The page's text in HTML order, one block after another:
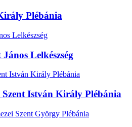
Plébánia
Lelkészség
István Király Plébánia